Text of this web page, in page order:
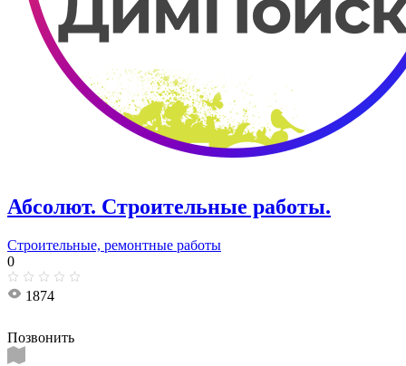
Абсолют. Строительные работы.
Строительные, ремонтные работы
0
1874
Позвонить